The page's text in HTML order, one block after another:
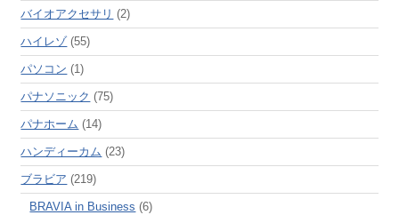
バイオアクセサリ (2)
ハイレゾ(55)
パソコン (1)
パナソニック (75)
パナホーム (14)
ハンディーカム (23)
ブラビア (219)
BRAVIA in Business (6)